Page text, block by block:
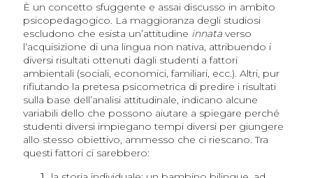
È un concetto sfuggente e assai discusso in ambito
psicopedagogico. La maggioranza degli studiosi
escludono che esista un’attitudine innataverso
l’acquisizione di una lingua non nativa, attribuendo i
diversi risultati ottenuti dagli studenti a fattori
ambientali (sociali, economici, familiari, ecc.). Altri, pur
rifiutando la pretesa psicometrica di predire i risultati
sulla base dell’analisi attitudinale, indicano alcune
variabili dello che possono aiutare a spiegare perché
studenti diversi impiegano tempi diversi per giungere
allo stesso obiettivo, ammesso che ci riescano. Tra
questi fattori ci sarebbero: